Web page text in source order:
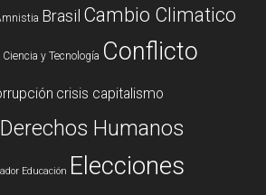
Brasil Cambio Climatico
Ciencia y Tecnología Conflicto
crisis capitalismo
Derechos Humanos
Educación Elecciones